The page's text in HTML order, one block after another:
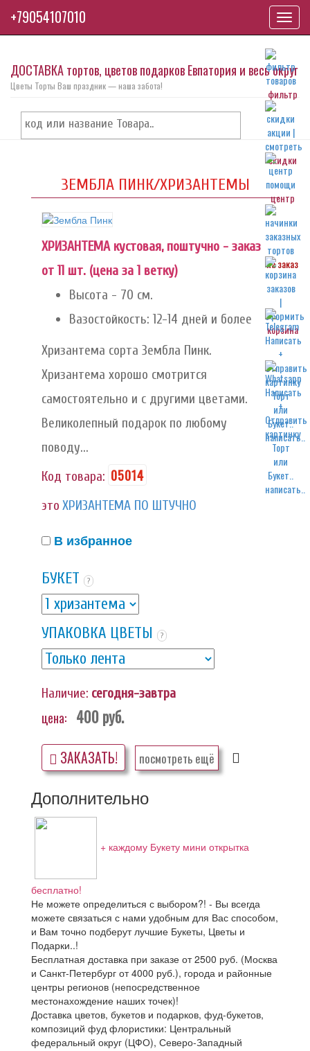
фильтр
скидки
центр
на заказ
корзина
написать..
написать..
ДОСТАВКА тортов, цветов подарков Евпатория и весь округ
Цветы Торты Ваш праздник — наша забота!
ЗЕМБЛА ПИНК/ХРИЗАНТЕМЫ
ХРИЗАНТЕМА кустовая, поштучно - заказ
от 11 шт. (цена за 1 ветку)
Высота - 70 см.
Вазостойкость: 12-14 дней и более
Хризантема сорта Зембла Пинк.
Хризантема хорошо смотрится
самостоятельно и с другими цветами.
Великолепный подарок по любому
поводу...
Код товара: 05014
это ХРИЗАНТЕМА ПО ШТУЧНО
В избранное
БУКЕТ ?
УПАКОВКА ЦВЕТЫ ?
Наличие: сегодня-завтра
цена: 400руб.
ЗАКАЗАТЬ! посмотреть ещё
Дополнительно
+ каждому Букету мини открытка
бесплатно!
Не можете определиться с выбором?! - Вы всегда
можете связаться с нами удобным для Вас способом,
и Вам точно подберут лучшие Букеты, Цветы и
Подарки..!
Бесплатная доставка при заказе от 2500 руб. (Москва
и Санкт-Петербург от 4000 руб.), города и районные
центры регионов (непосредственное
местонахождение наших точек)!
Доставка цветов, букетов и подарков, фуд-букетов,
композиций фуд флористики: Центральный
федеральный округ (ЦФО), Северо-Западный
+79054107010